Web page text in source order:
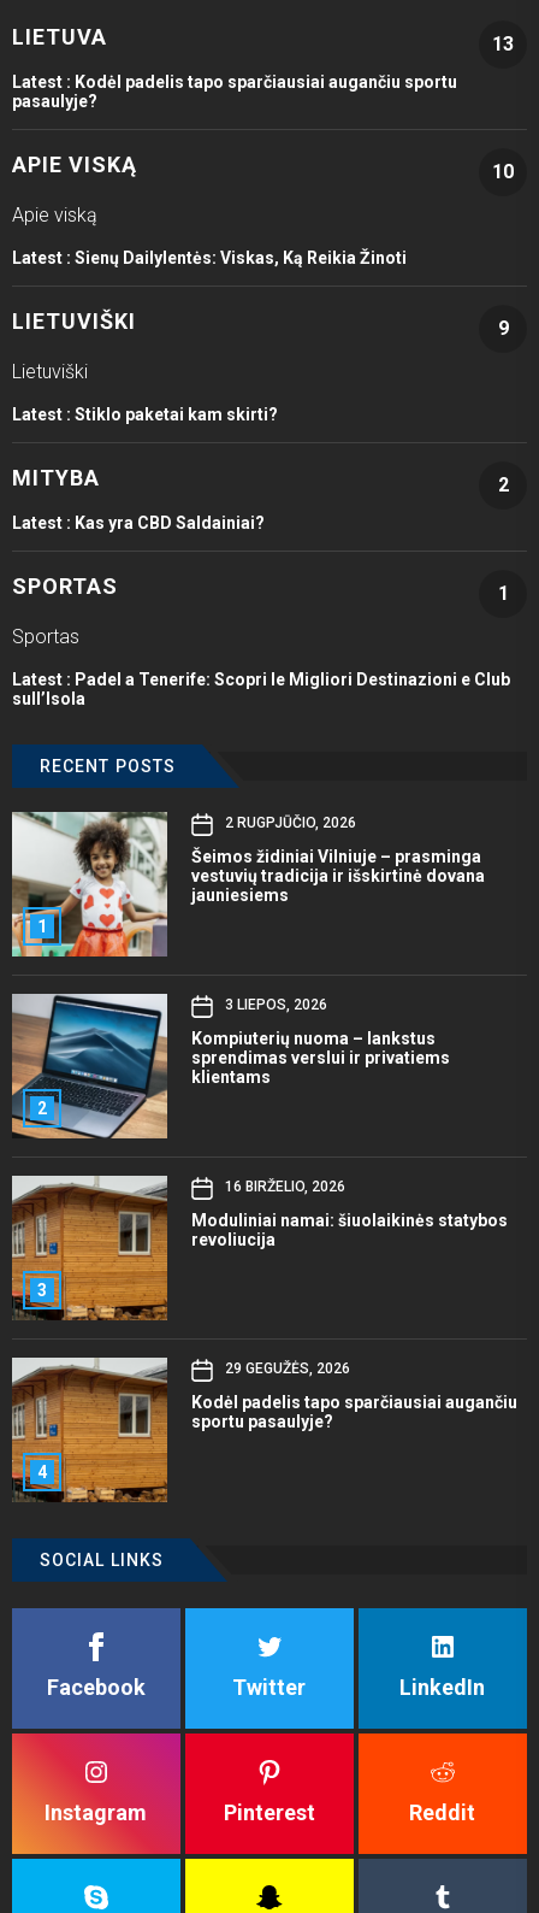
LIETUVA 13
Latest : Kodėl padelis tapo sparčiausiai augančiu sportu
pasaulyje?
APIE VISKĄ
10
Apie viską
Latest : Sienų Dailylentės: Viskas, Ką Reikia Žinoti
LIETUVIŠKI
9
Lietuviški
Latest : Stiklo paketai kam skirti?
MITYBA 2
Latest : Kas yra CBD Saldainiai?
SPORTAS
1
Sportas
Latest : Padel a Tenerife: Scopri le Migliori Destinazioni e Club
sull’Isola
RECENT POSTS
1
2 RUGPJŪČIO, 2026
Šeimos židiniai Vilniuje – prasminga
vestuvių tradicija ir išskirtinė dovana
jauniesiems
2
3 LIEPOS, 2026
Kompiuterių nuoma – lankstus
sprendimas verslui ir privatiems
klientams
3
16 BIRŽELIO, 2026
Moduliniai namai: šiuolaikinės statybos
revoliucija
4
29 GEGUŽĖS, 2026
Kodėl padelis tapo sparčiausiai augančiu
sportu pasaulyje?
SOCIAL LINKS
Facebook Twitter LinkedIn
Instagram Pinterest Reddit